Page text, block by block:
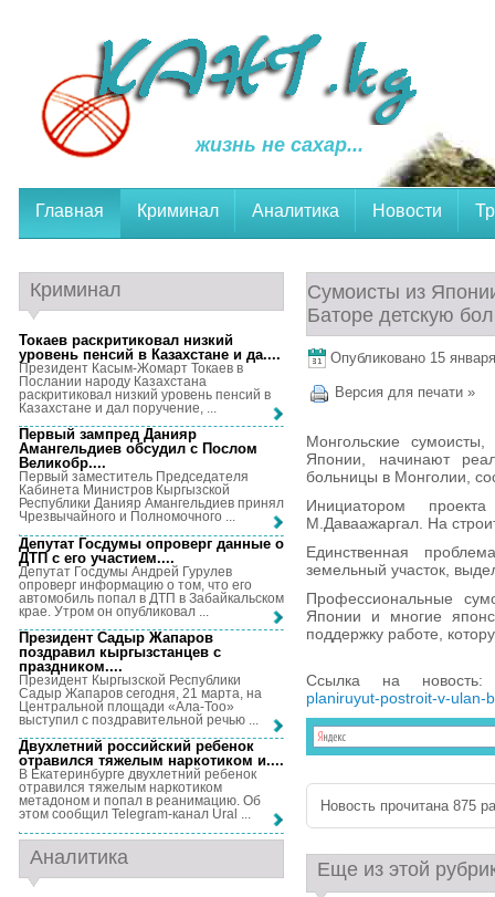
жизнь не сахар...
Главная Криминал Аналитика Новости
Сумоисты из
Баторе детскую
Опубликовано 15
Версия для печати »
Монгольские
Японии, начинают
больницы в Монголии,
Инициатором
М.Даваажаргал. На
Единственная
земельный участок,
Профессиональные
Японии и многие
поддержку работе,
Ссылка на
planiruyut-postroit-v-ulan-
Новость прочитана 875
Еще из этой
Криминал
Токаев раскритиковал низкий
уровень пенсий в Казахстане и да....
Президент Касым-Жомарт Токаев в
Послании народу Казахстана
раскритиковал низкий уровень пенсий в
Казахстане и дал поручение, ...
Первый зампред Данияр
Амангельдиев обсудил с Послом
Великобр....
Первый заместитель Председателя
Кабинета Министров Кыргызской
Республики Данияр Амангельдиев принял
Чрезвычайного и Полномочного ...
Депутат Госдумы опроверг данные о
ДТП с его участием....
Депутат Госдумы Андрей Гурулев
опроверг информацию о том, что его
автомобиль попал в ДТП в Забайкальском
крае. Утром он опубликовал ...
Президент Садыр Жапаров
поздравил кыргызстанцев с
праздником....
Президент Кыргызской Республики
Садыр Жапаров сегодня, 21 марта, на
Центральной площади «Ала-Тоо»
выступил с поздравительной речью ...
Двухлетний российский ребенок
отравился тяжелым наркотиком и....
В Екатеринбурге двухлетний ребенок
отравился тяжелым наркотиком
метадоном и попал в реанимацию. Об
этом сообщил Telegram-канал Ural ...
Аналитика